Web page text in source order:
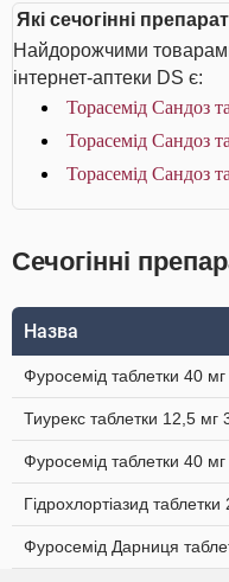
Які сечогінні
Найдорожчими товарами
інтернет-аптеки DS є:
Торасемід Сандоз
Торасемід Сандоз
Торасемід Сандоз
Сечогінні
Назва
Фуросемід таблетки 40
Тиурекс таблетки 12,5 мг
Фуросемід таблетки 40
Гідрохлортіазид
Фуросемід Дарниця